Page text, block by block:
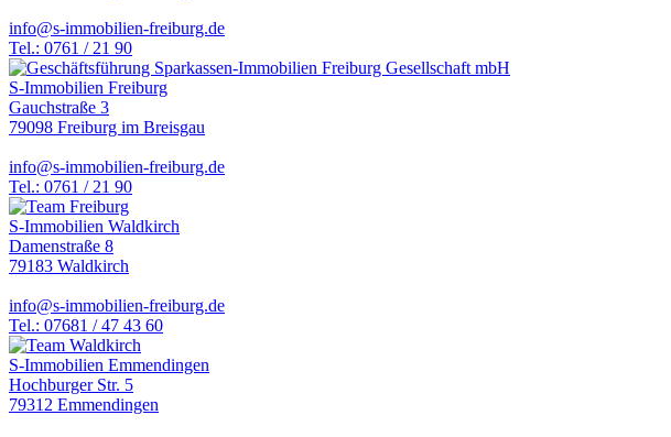
info@s-immobilien-freiburg.de
Tel.: 0761 / 21 90
S-Immobilien Freiburg
Gauchstraße 3
79098 Freiburg im Breisgau
info@s-immobilien-freiburg.de
Tel.: 0761 / 21 90
S-Immobilien Waldkirch
Damenstraße 8
79183 Waldkirch
info@s-immobilien-freiburg.de
Tel.: 07681 / 47 43 60
S-Immobilien Emmendingen
Hochburger Str. 5
79312 Emmendingen